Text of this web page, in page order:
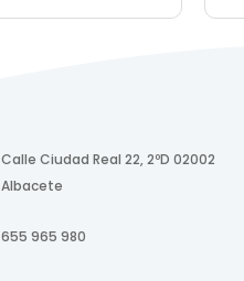
Calle Ciudad Real 22, 2ºD 02002
Albacete
655 965 980